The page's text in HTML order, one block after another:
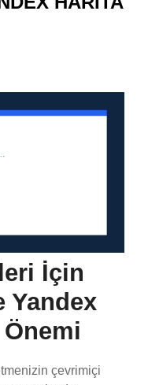
İçin
Yandex
Önemi
çevrimiçi